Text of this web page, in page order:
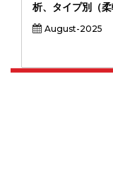
分析、2024～
析、タイプ別（
OLED、透明な
フォン、テレビ
August-2025